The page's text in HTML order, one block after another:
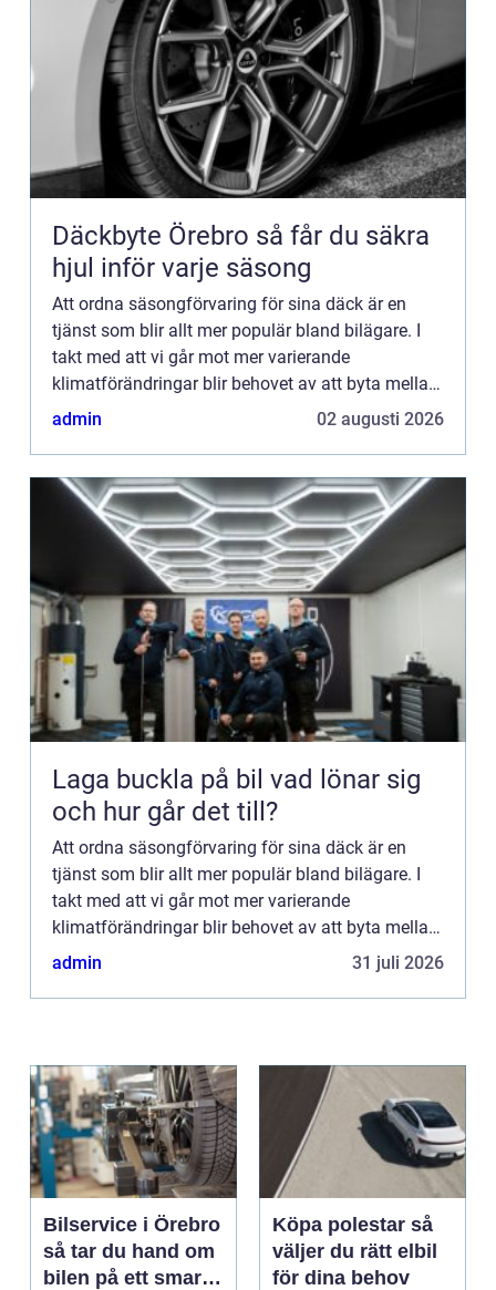
Däckbyte Örebro så får du säkra
hjul inför varje säsong
Att ordna säsongförvaring för sina däck är en
tjänst som blir allt mer populär bland bilägare. I
takt med att vi går mot mer varierande
klimatförändringar blir behovet av att byta mellan
sommar-...
admin 02 augusti 2026
Laga buckla på bil vad lönar sig
och hur går det till?
Att ordna säsongförvaring för sina däck är en
tjänst som blir allt mer populär bland bilägare. I
takt med att vi går mot mer varierande
klimatförändringar blir behovet av att byta mellan
sommar-...
admin 31 juli 2026
Bilservice i Örebro
så tar du hand om
bilen på ett smart
Köpa polestar så
väljer du rätt elbil
för dina behov